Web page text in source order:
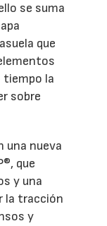
se suma
que
tiempo la
sobre
una nueva
que
y una
la tracción
y